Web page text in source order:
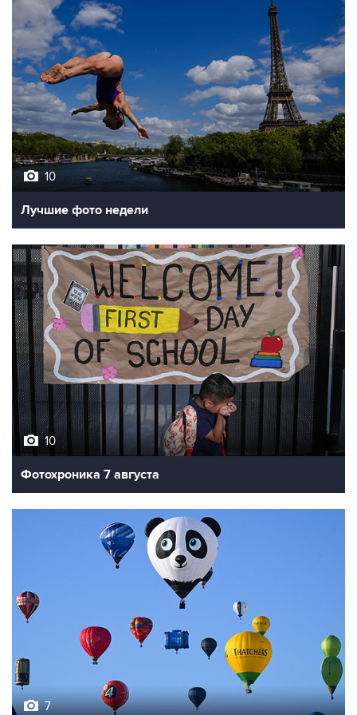
10
Лучшие фото недели
10
Фотохроника 7 августа
7